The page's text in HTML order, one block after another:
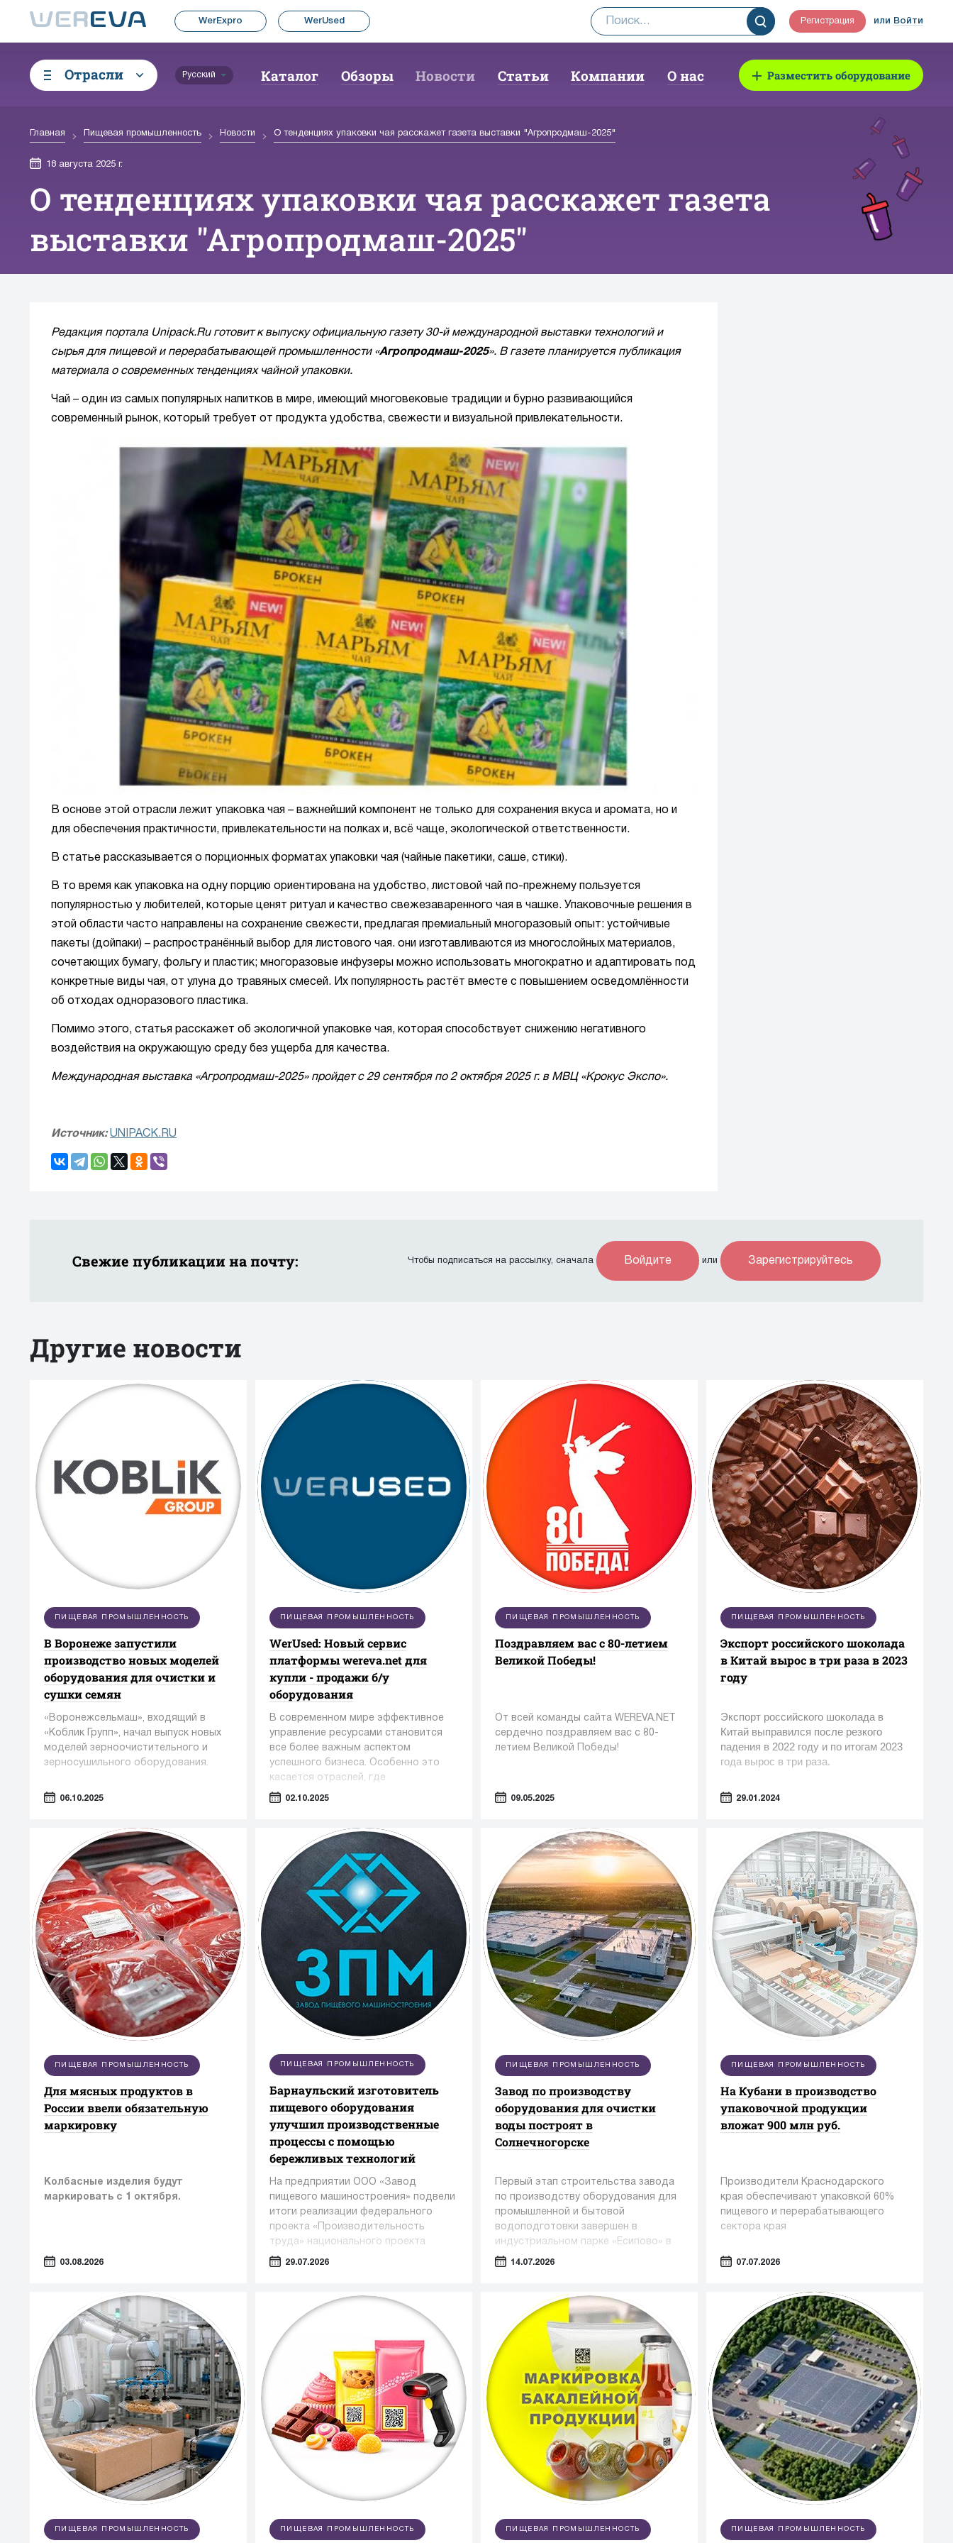
WerExpro WerUsed Регистрация или Войти
Отрасли Русский Каталог Обзоры Новости Статьи Компании О нас Разместить оборудование
Главная Пищевая промышленность Новости О тенденциях упаковки чая расскажет газета выставки "Агропродмаш-2025"
18 августа 2025 г.
О тенденциях упаковки чая расскажет газета
выставки "Агропродмаш-2025"
Редакция портала Unipack.Ru готовит к выпуску официальную газету 30-й международной выставки технологий и
сырья для пищевой и перерабатывающей промышленности «Агропродмаш-2025». В газете планируется публикация
материала о современных тенденциях чайной упаковки.
Чай – один из самых популярных напитков в мире, имеющий многовековые традиции и бурно развивающийся
современный рынок, который требует от продукта удобства, свежести и визуальной привлекательности.
В основе этой отрасли лежит упаковка чая – важнейший компонент не только для сохранения вкуса и аромата, но и
для обеспечения практичности, привлекательности на полках и, всё чаще, экологической ответственности.
В статье рассказывается о порционных форматах упаковки чая (чайные пакетики, саше, стики).
В то время как упаковка на одну порцию ориентирована на удобство, листовой чай по-прежнему пользуется
популярностью у любителей, которые ценят ритуал и качество свежезаваренного чая в чашке. Упаковочные решения в
этой области часто направлены на сохранение свежести, предлагая премиальный многоразовый опыт: устойчивые
пакеты (дойпаки) – распространённый выбор для листового чая. они изготавливаются из многослойных материалов,
сочетающих бумагу, фольгу и пластик; многоразовые инфузеры можно использовать многократно и адаптировать под
конкретные виды чая, от улуна до травяных смесей. Их популярность растёт вместе с повышением осведомлённости
об отходах одноразового пластика.
Помимо этого, статья расскажет об экологичной упаковке чая, которая способствует снижению негативного
воздействия на окружающую среду без ущерба для качества.
Международная выставка «Агропродмаш-2025» пройдет с 29 сентября по 2 октября 2025 г. в МВЦ «Крокус Экспо».
Источник: UNIPACK.RU
Свежие публикации на почту: Чтобы подписаться на рассылку, сначала Войдите или Зарегистрируйтесь
Другие новости
ПИЩЕВАЯ ПРОМЫШЛЕННОСТЬ
В Воронеже запустили
производство новых моделей
оборудования для очистки и
сушки семян
«Воронежсельмаш», входящий в
«Коблик Групп», начал выпуск новых
моделей зерноочистительного и
зерносушильного оборудования.
06.10.2025
ПИЩЕВАЯ ПРОМЫШЛЕННОСТЬ
WerUsed: Новый сервис
платформы wereva.net для
купли - продажи б/у
оборудования
В современном мире эффективное
управление ресурсами становится
все более важным аспектом
успешного бизнеса. Особенно это
касается отраслей, где
оборудование играет ключевую роль
промышленность.
02.10.2025
ПИЩЕВАЯ ПРОМЫШЛЕННОСТЬ
Поздравляем вас с 80-летием
Великой Победы!
От всей команды сайта WEREVA.NET
сердечно поздравляем вас с 80-
летием Великой Победы!
09.05.2025
ПИЩЕВАЯ ПРОМЫШЛЕННОСТЬ
Экспорт российского шоколада
в Китай вырос в три раза в 2023
году
Экспорт российского шоколада в
Китай выправился после резкого
падения в 2022 году и по итогам 2023
года вырос в три раза.
29.01.2024
ПИЩЕВАЯ ПРОМЫШЛЕННОСТЬ
Для мясных продуктов в
России ввели обязательную
маркировку
Колбасные изделия будут
маркировать с 1 октября.
03.08.2026
ПИЩЕВАЯ ПРОМЫШЛЕННОСТЬ
Барнаульский изготовитель
пищевого оборудования
улучшил производственные
процессы с помощью
бережливых технологий
На предприятии ООО «Завод
пищевого машиностроения» подвели
итоги реализации федерального
проекта «Производительность
труда» национального проекта
«Эффективная и конкурентная
компетенций Алтайского края.
29.07.2026
ПИЩЕВАЯ ПРОМЫШЛЕННОСТЬ
Завод по производству
оборудования для очистки
воды построят в
Солнечногорске
Первый этап строительства завода
по производству оборудования для
промышленной и бытовой
водоподготовки завершен в
индустриальном парке «Есипово» в
Солнечногорском округе.
14.07.2026
ПИЩЕВАЯ ПРОМЫШЛЕННОСТЬ
На Кубани в производство
упаковочной продукции
вложат 900 млн руб.
Производители Краснодарского
края обеспечивают упаковкой 60%
пищевого и перерабатывающего
сектора края
07.07.2026
ПИЩЕВАЯ ПРОМЫШЛЕННОСТЬ ПИЩЕВАЯ ПРОМЫШЛЕННОСТЬ ПИЩЕВАЯ ПРОМЫШЛЕННОСТЬ ПИЩЕВАЯ ПРОМЫШЛЕННОСТЬ